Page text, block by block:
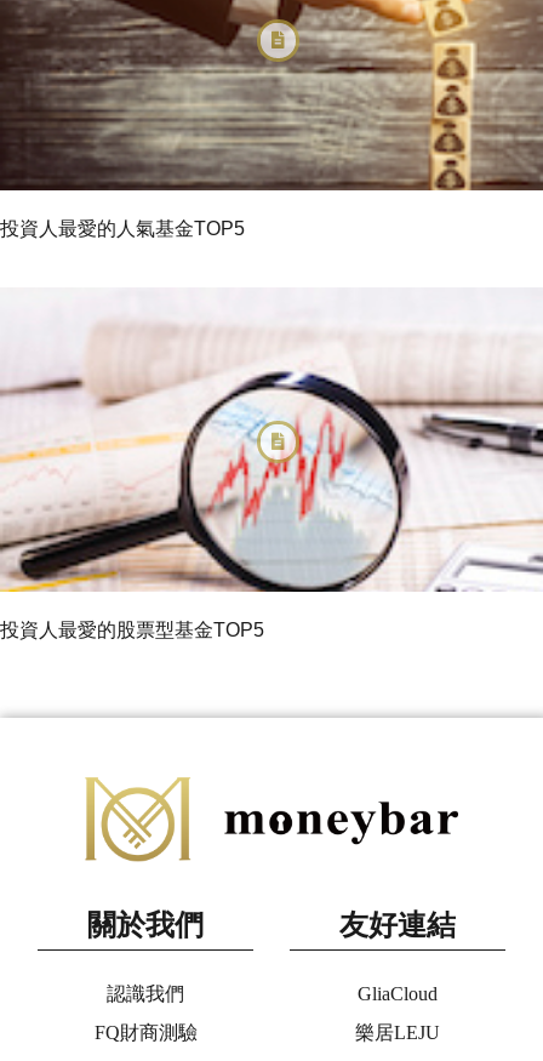
投資人最愛的人氣基金TOP5
投資人最愛的股票型基金TOP5
關於我們
認識我們
FQ財商測驗
友好連結
GliaCloud
樂居LEJU